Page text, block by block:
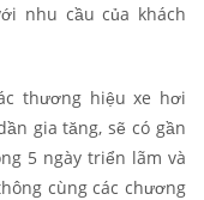
nhu cầu của khách
thương hiệu xe hơi
gia tăng, sẽ có gần
5 ngày triển lãm và
cùng các chương